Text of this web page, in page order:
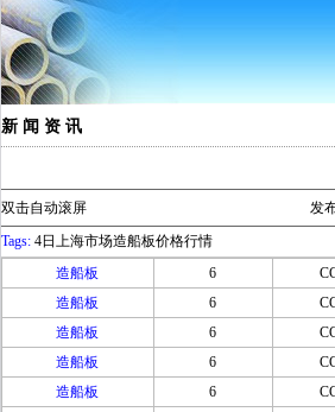
新 闻 资 讯
双击自动滚屏
发
Tags: 4日上海市场造船板价格行情
造船板
6
造船板
6
造船板
6
造船板
6
造船板
6